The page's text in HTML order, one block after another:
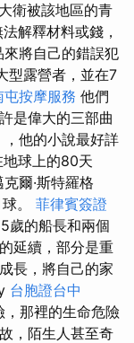
衛被該地區的青
解釋材料或錢，
將自己的錯誤犯
型露營者，並在7
屯按摩服務 他們
是偉大的三部曲
，他的小說最好詳
地球上的80天
爾·斯特羅格
。 菲律賓簽證
歲的船長和兩個
延續，部分是重
長，將自己的家
台胞證台中
那裡的生命危險
，陌生人甚至奇